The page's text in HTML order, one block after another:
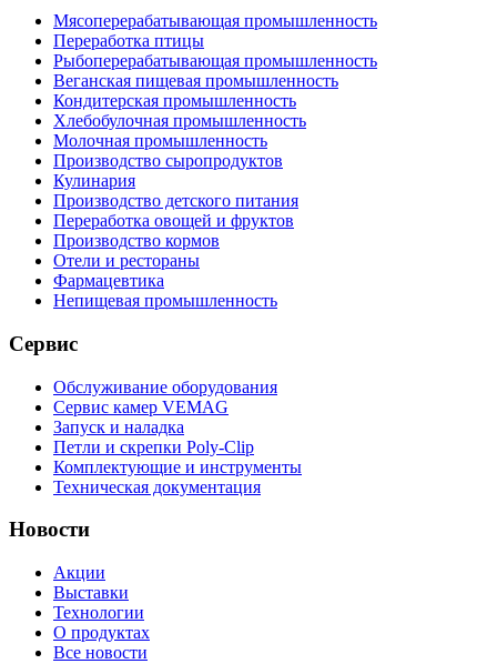
Мясоперерабатывающая промышленность
Переработка птицы
Рыбоперерабатывающая промышленность
Веганская пищевая промышленность
Кондитерская промышленность
Хлебобулочная промышленность
Молочная промышленность
Производство сыропродуктов
Кулинария
Производство детского питания
Переработка овощей и фруктов
Производство кормов
Отели и рестораны
Фармацевтика
Непищевая промышленность
Сервис
Обслуживание оборудования
Сервис камер VEMAG
Запуск и наладка
Петли и скрепки Poly-Clip
Комплектующие и инструменты
Техническая документация
Новости
Акции
Выставки
Технологии
О продуктах
Все новости